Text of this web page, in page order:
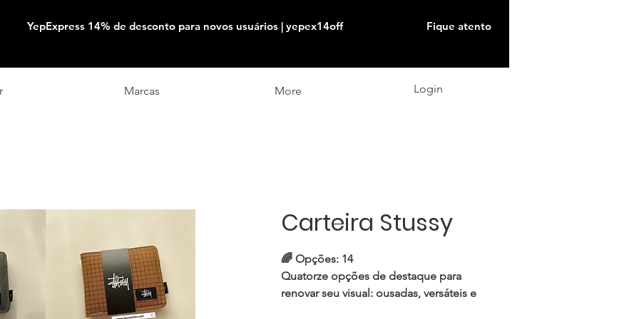
YepExpress 14% de desconto para novos usuários | yepex14off Fique atento
Marcas More Login
Carteira Stussy
🌈 Opções: 14
Quatorze opções de destaque para
renovar seu visual: ousadas, versáteis e